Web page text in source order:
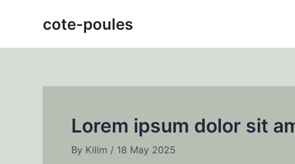
cote-poules
Lorem ipsum dolor sit
By Kilim / 18 May 2025
navigation